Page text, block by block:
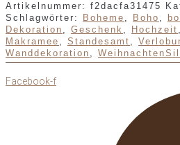
Artikelnummer: f2dacfa31475
Schlagwörter:
Boheme , Boho ,
Dekoration , Geschenk , Hochzeit
Makramee , Standesamt ,
Wanddekoration ,
Facebook-f